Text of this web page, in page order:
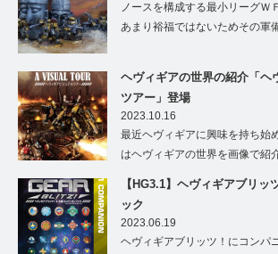
ノースを構成する最小リーグＷ
あまり裕福ではないためその軍
ヘヴィギアの世界の紹介「ヘ
ツアー」登場
2023.10.16
最近ヘヴィギアに興味を持ち始
はヘヴィギアの世界を画像で紹
【HG3.1】ヘヴィギアブリッ
ック
2023.06.19
ヘヴィギアブリッツ！にコンパ